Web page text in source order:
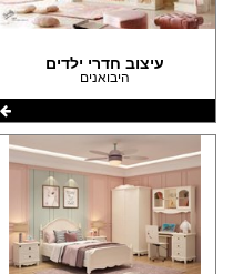
עיצוב חדרי ילדים
היבואנים